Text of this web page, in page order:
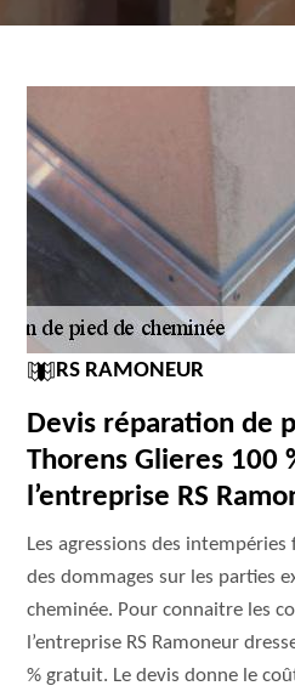
RS RAMONEUR
Devis réparation de
Thorens Glieres 100
l’entreprise RS
Les agressions des
des dommages sur les parties
cheminée. Pour connaitre les
l’entreprise RS Ramoneur
% gratuit. Le devis donne le